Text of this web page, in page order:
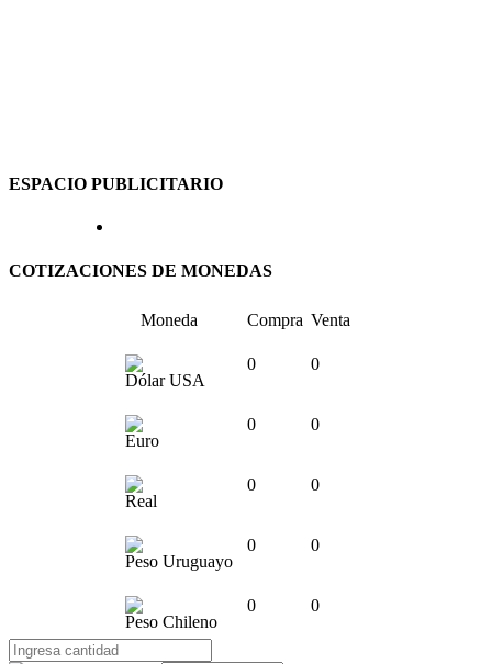
ESPACIO PUBLICITARIO
COTIZACIONES DE MONEDAS
Moneda Compra Venta
Dólar USA
0 0
Euro
0 0
Real
0 0
Peso Uruguayo
0 0
Peso Chileno
0 0